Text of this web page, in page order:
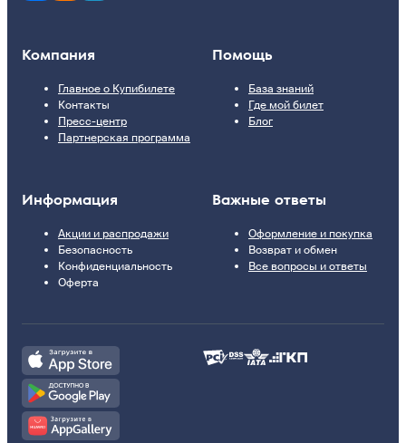
Компания
Главное о Купибилете
Контакты
Пресс-центр
Партнерская программа
Помощь
База знаний
Где мой билет
Блог
Информация
Акции и распродажи
Безопасность
Конфиденциальность
Оферта
Важные ответы
Оформление и покупка
Возврат и обмен
Все вопросы и ответы